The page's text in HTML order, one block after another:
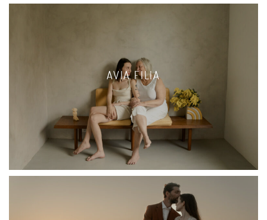
AVIA FILIA